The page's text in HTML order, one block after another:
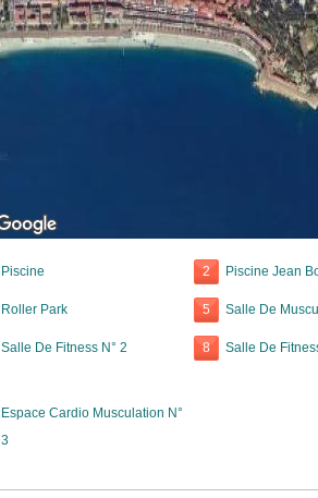
Piscine 2 Piscine Jean
Roller Park 5 Salle De
Salle De Fitness N° 2 8 Salle De
Espace Cardio Musculation N°
3